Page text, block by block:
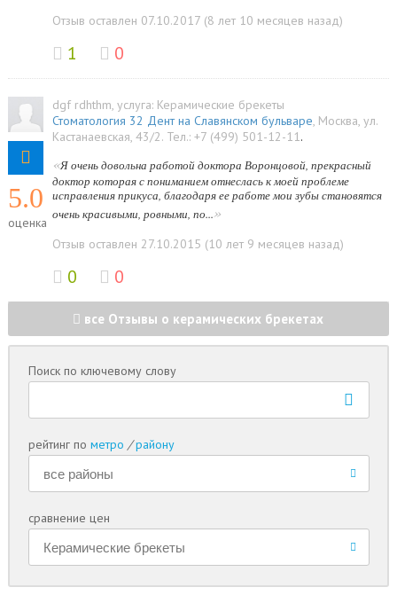
Отзыв оставлен 07.10.2017 (8 лет 10 месяцев назад)
1 0
5.0
оценка
dgf rdhthm, услуга: Керамические брекеты
Стоматология 32 Дент на Славянском бульваре, Москва, ул.
Кастанаевская, 43/2. Тел.: +7 (499) 501-12-11.
«Я очень довольна работой доктора Воронцовой, прекрасный
доктор которая с пониманием отнеслась к моей проблеме
исправления прикуса, благодаря ее работе мои зубы становятся
очень красивыми, ровными, по...»
Отзыв оставлен 27.10.2015 (10 лет 9 месяцев назад)
0 0
все Отзывы о керамических брекетах
Поиск по ключевому слову
рейтинг пометро / району
сравнение цен